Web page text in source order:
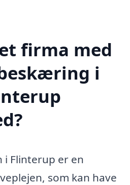
firma med
i
i Flinterup er en
som kan have